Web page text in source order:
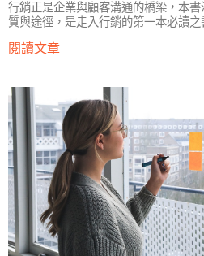
行銷正是企業與顧客溝通的橋梁，本
質與途徑，是走入行銷的第一本必讀之
閱讀文章